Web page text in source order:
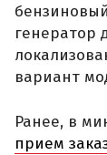
генератор
вариант
Ранее, в
прием